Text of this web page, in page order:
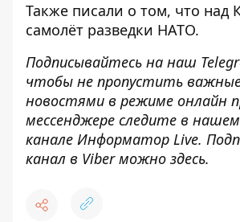
Также писали о том, что над
самолёт разведки НАТО.
Подписывайтесь на наш
чтобы не пропустить
новостями в режиме онлайн
мессенджере следите в
канале Информатор Live.
канал в Viber можно здесь.